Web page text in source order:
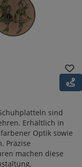
sind
Erhältlich in
Optik sowie
Präzise
machen diese